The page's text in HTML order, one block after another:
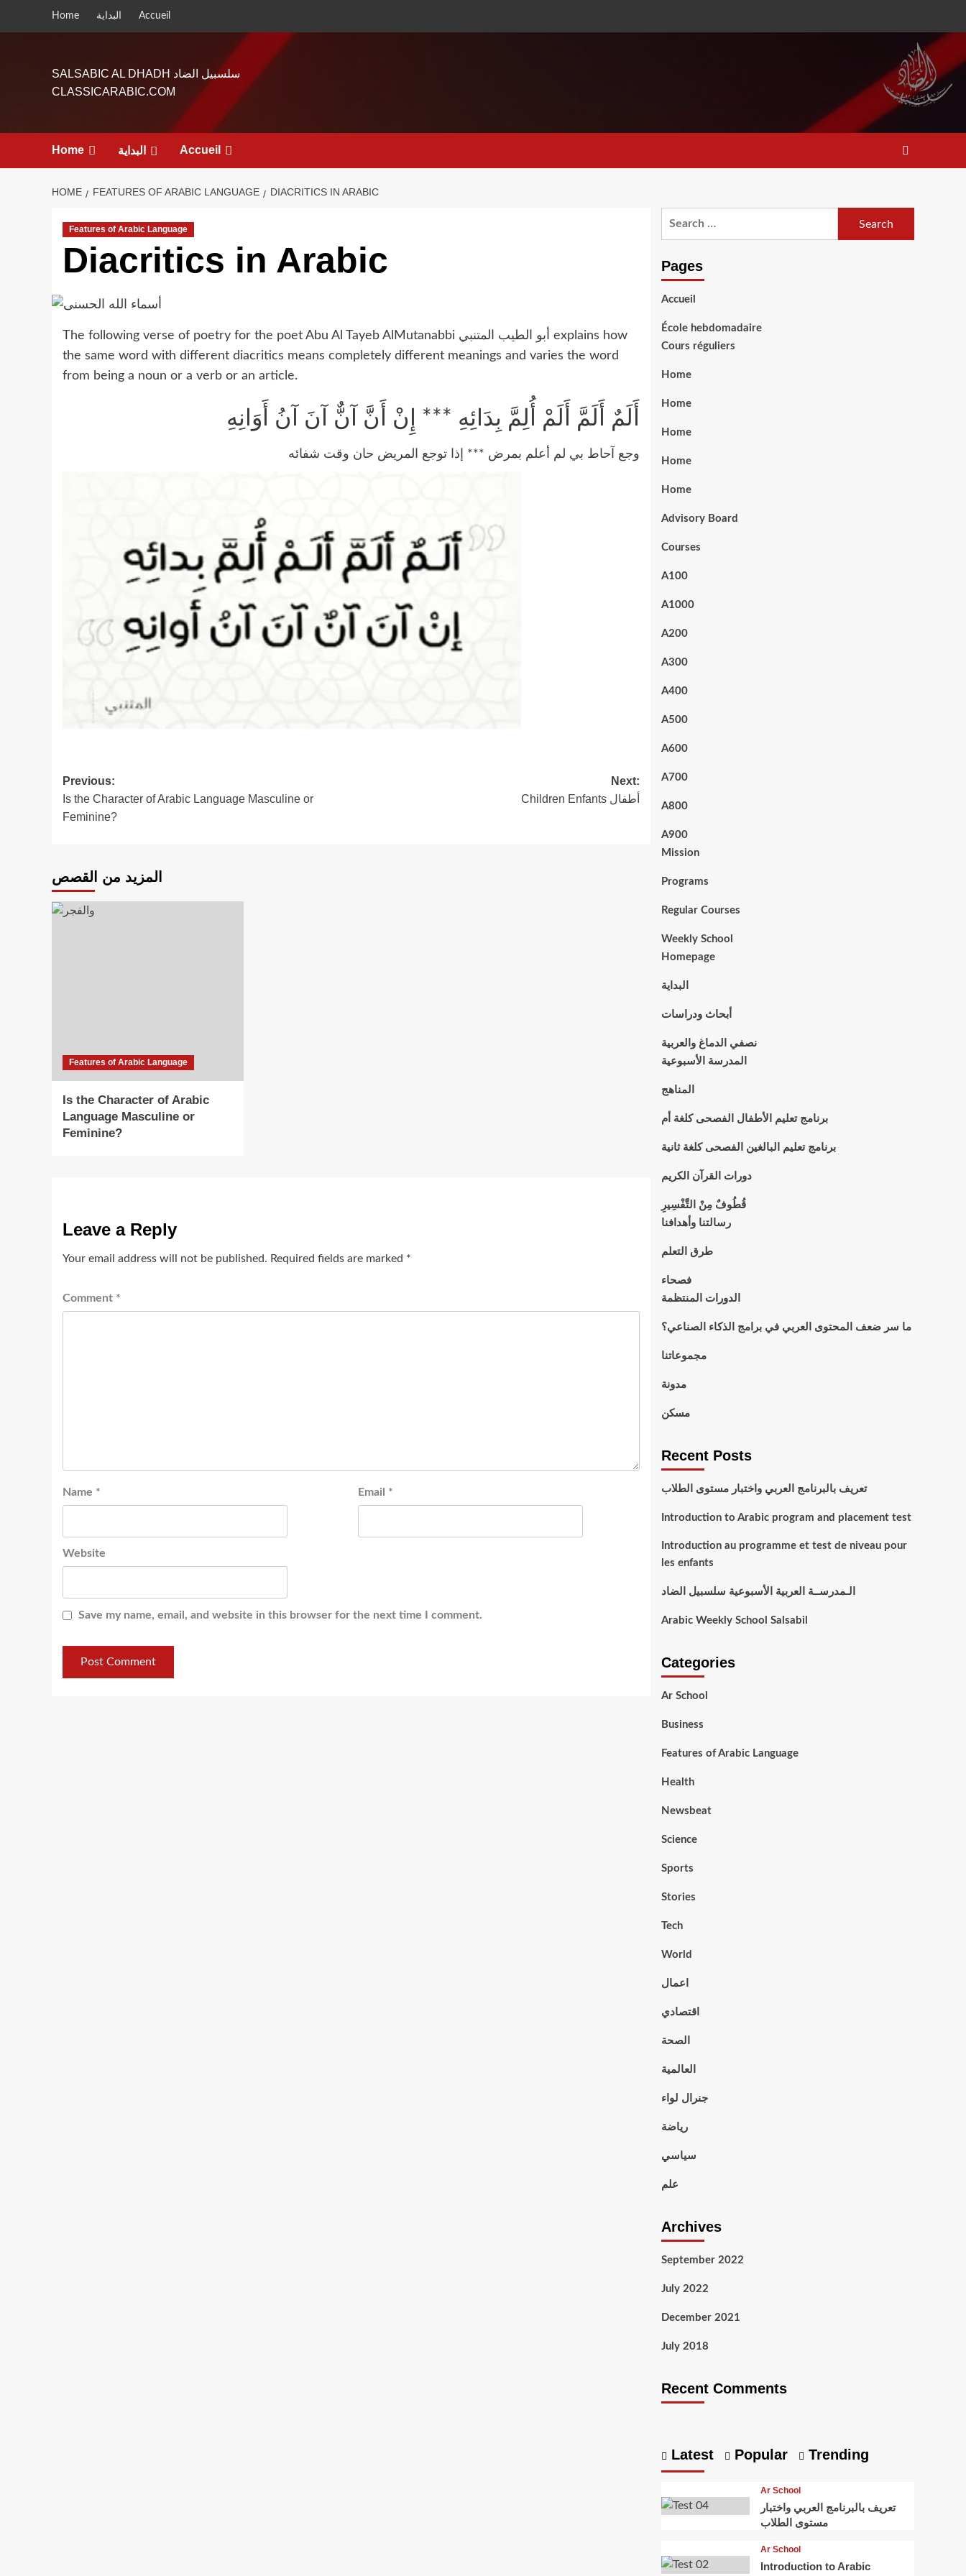
Home البداية Accueil
SALSABIC AL DHADH سلسبيل الضاد
CLASSICARABIC.COM
Home البداية Accueil
HOME FEATURES OF ARABIC LANGUAGE DIACRITICS IN ARABIC
Features of Arabic Language
Diacritics in Arabic
The following verse of poetry for the poet Abu Al Tayeb AlMutanabbi أبو الطيب المتنبي explains how
the same word with different diacritics means completely different meanings and varies the word
from being a noun or a verb or an article.
أَلَمٌ أَلَمَّ أَلَمْ أُلِمَّ بِدَائِهِ *** إِنْ أَنَّ آنٌّ آنَ آنُ أَوَانِهِ
وجع آحاط بي لم أعلم بمرض *** إذا توجع المريض حان وقت شفائه
Post
navigation
Previous:
Is the Character of Arabic Language Masculine or
Feminine?
Next:
Children Enfants أطفال
المزيد من القصص
Features of Arabic Language
Is the Character of Arabic
Language Masculine or
Feminine?
Leave a Reply
Your email address will not be published. Required fields are marked *
Comment *
Name * Email *
Website
Save my name, email, and website in this browser for the next time I comment.
Pages
Accueil
École hebdomadaire
Cours réguliers
Home
Home
Home
Home
Home
Advisory Board
Courses
A100
A1000
A200
A300
A400
A500
A600
A700
A800
A900
Mission
Programs
Regular Courses
Weekly School
Homepage
البداية
أبحاث ودراسات
نصفي الدماغ والعربية
المدرسة الأسبوعية
المناهج
برنامج تعليم الأطفال الفصحى كلغة أم
برنامج تعليم البالغين الفصحى كلغة ثانية
دورات القرآن الكريم
قُطُوفٌ مِنْ التَّفْسِيرِ
رسالتنا وأهدافنا
طرق التعلم
فصحاء
الدورات المنتظمة
ما سر ضعف المحتوى العربي في برامج الذكاء الصناعي؟
مجموعاتنا
مدونة
مسكن
Recent Posts
تعريف بالبرنامج العربي واختبار مستوى الطلاب
Introduction to Arabic program and placement test
Introduction au programme et test de niveau pour
les enfants
الـمدرســة العربية الأسبوعية سلسبيل الضاد
Arabic Weekly School Salsabil
Categories
Ar School
Business
Features of Arabic Language
Health
Newsbeat
Science
Sports
Stories
Tech
World
اعمال
اقتصادي
الصحة
العالمية
جنرال لواء
رياضة
سياسي
علم
Archives
September 2022
July 2022
December 2021
July 2018
Recent Comments
Latest Popular Trending
Ar School
تعريف بالبرنامج العربي واختبار
مستوى الطلاب
Ar School
Introduction to Arabic